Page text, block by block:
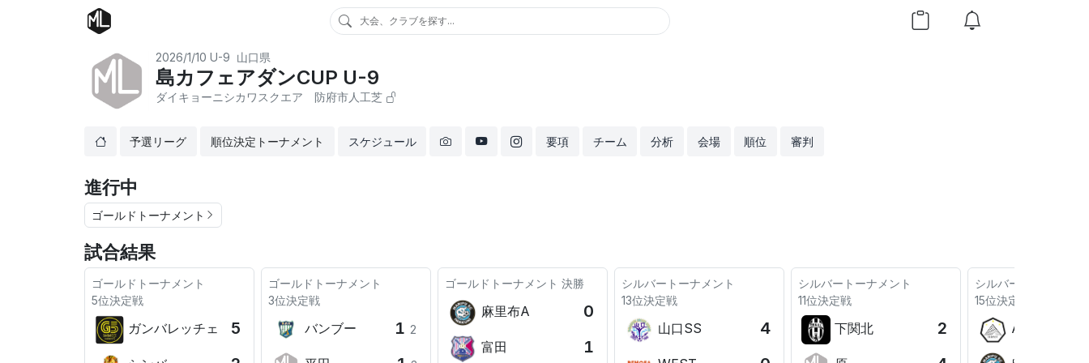
大会、クラブを探す...
2026/1/10 U-9 山口県
島カフェアダンCUP U-9
ダイキョーニシカワスクエア 防府市人工芝
予選リーグ 順位決定トーナメント スケジュール 要項 チーム 分析 会場 順位 審判
進行中
ゴールドトーナメント
試合結果
ゴールドトーナメント
5位決定戦
ガンバレッチェ 5
ゴールドトーナメント
3位決定戦
バンブー 1 2
ゴールドトーナメント 決勝
麻里布A 0
富田 1
シルバートーナメント
13位決定戦
山口SS 4
シルバートーナメント
11位決定戦
下関北 2
シルバートーナメント
15位決定戦
AMOR B